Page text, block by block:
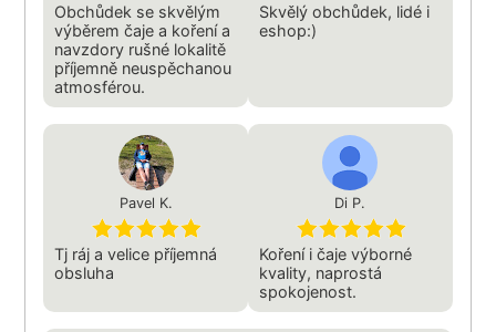
Obchůdek se skvělým
výběrem čaje a koření a
navzdory rušné lokalitě
příjemně neuspěchanou
atmosférou.
Skvělý obchůdek, lidé i
eshop:)
Pavel K.
Tj ráj a velice příjemná
obsluha
Di P.
Koření i čaje výborné
kvality, naprostá
spokojenost.